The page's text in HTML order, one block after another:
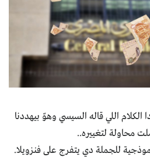
الكلام اللي قاله السيسي وهوّ بيهددنا
محاولة لتغييره..
للجملة دي يتفرج على فنزويلا.